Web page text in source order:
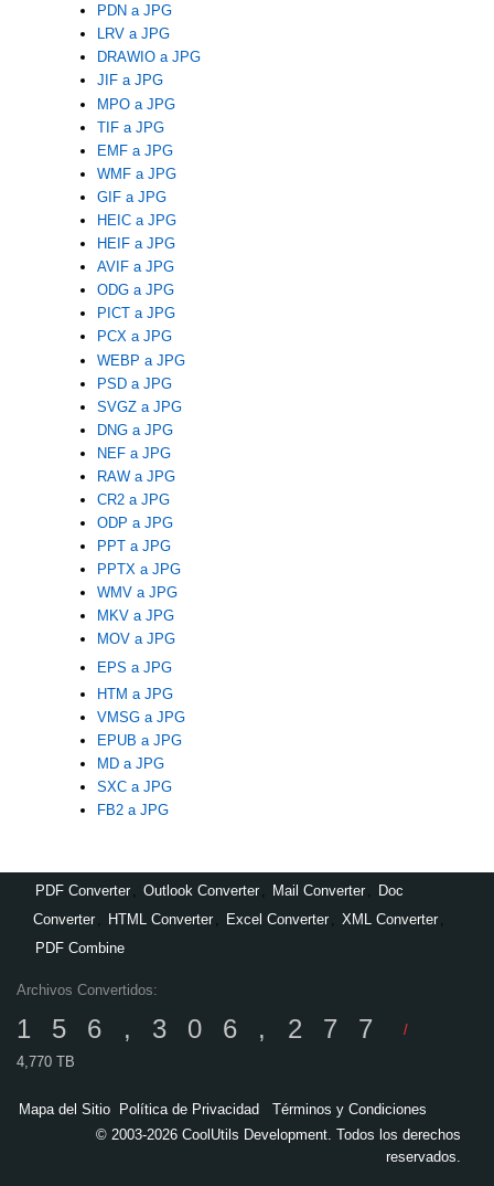
PDN a JPG
LRV a JPG
DRAWIO a JPG
JIF a JPG
MPO a JPG
TIF a JPG
EMF a JPG
WMF a JPG
GIF a JPG
HEIC a JPG
HEIF a JPG
AVIF a JPG
ODG a JPG
PICT a JPG
PCX a JPG
WEBP a JPG
PSD a JPG
SVGZ a JPG
DNG a JPG
NEF a JPG
RAW a JPG
CR2 a JPG
ODP a JPG
PPT a JPG
PPTX a JPG
WMV a JPG
MKV a JPG
MOV a JPG
EPS a JPG
HTM a JPG
VMSG a JPG
EPUB a JPG
MD a JPG
SXC a JPG
FB2 a JPG
PDF Converter Outlook Converter Mail Converter
Doc
Converter
HTML Converter Excel Converter XML Converter
PDF Combine
Archivos Convertidos:
156,306,277
/
4,770 TB
Mapa del Sitio Política de Privacidad
Términos y Condiciones
© 2003-2026 CoolUtils Development. Todos los derechos
reservados.